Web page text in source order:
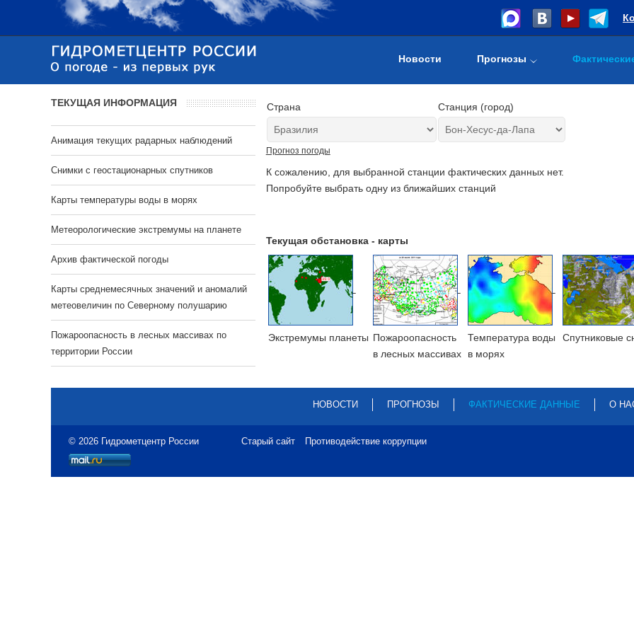
Новости Прогнозы
Страна Станция (город)
Прогноз погоды
К сожалению, для выбранной станции фактических данных нет.
Попробуйте выбрать одну из ближайших станций
Текущая обстановка - карты
Экстремумы планеты Пожароопасность
в лесных массивах
Температура воды
в морях
Cпутниковые
ТЕКУЩАЯ ИНФОРМАЦИЯ
Анимация текущих радарных наблюдений
Cнимки с геостационарных спутников
Карты температуры воды в морях
Метеорологические экстремумы на планете
Архив фактической погоды
Карты среднемесячных значений и аномалий
метеовеличин по Северному полушарию
Пожароопасность в лесных массивах по
территории России
НОВОСТИ ПРОГНОЗЫ ФАКТИЧЕСКИЕ ДАННЫЕ О
© 2026 Гидрометцентр России Старый сайт Противодействие коррупции